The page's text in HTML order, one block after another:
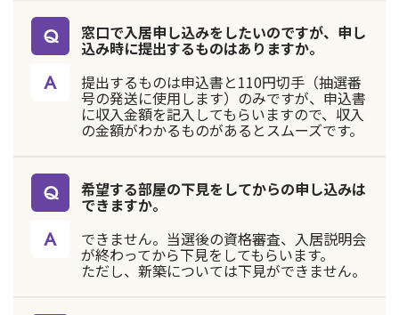
窓口で入居申し込みをしたいのですが、申し
込み時に提出するものはありますか。
提出するものは申込書と110円切手（抽選番
号の発送に使用します）のみですが、申込書
に収入金額を記入してもらいますので、収入
の金額がわかるものがあるとスムーズです。
希望する部屋の下見をしてからの申し込みは
できますか。
できません。当選後の資格審査、入居説明会
が終わってから下見をしてもらいます。
ただし、新築については下見ができません。